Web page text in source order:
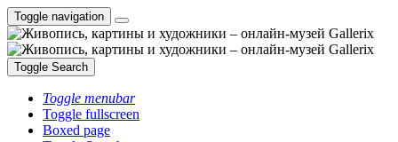
Toggle navigation
Toggle Search
Toggle menubar
Toggle fullscreen
Boxed page